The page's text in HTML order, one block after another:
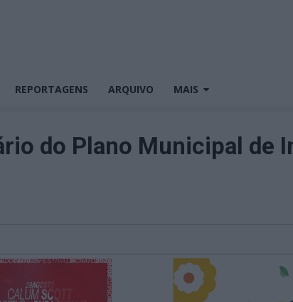
REPORTAGENS ARQUIVO MAIS
do Plano Municipal de